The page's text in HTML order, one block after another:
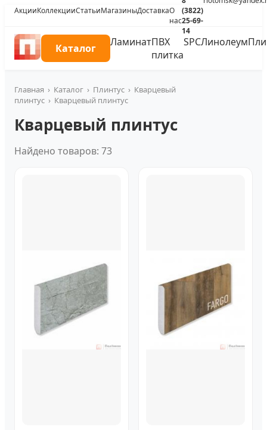
АкцииКоллекцииСтатьиМагазиныДоставкаО
нас
(3822)
25-69-
14
Каталог ЛаминатПВХ
плитка
SPCЛинолеум
Главная › Каталог › Плинтус › Кварцевый
плинтус › Кварцевый плинтус
Кварцевый плинтус
Найдено товаров: 73